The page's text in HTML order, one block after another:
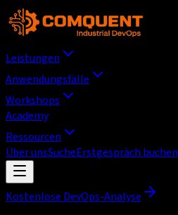
Leistungen
Anwendungsfälle
Workshops
Academy
Ressourcen
Über unsSucheErstgespräch buchen
Kostenlose DevOps-Analyse